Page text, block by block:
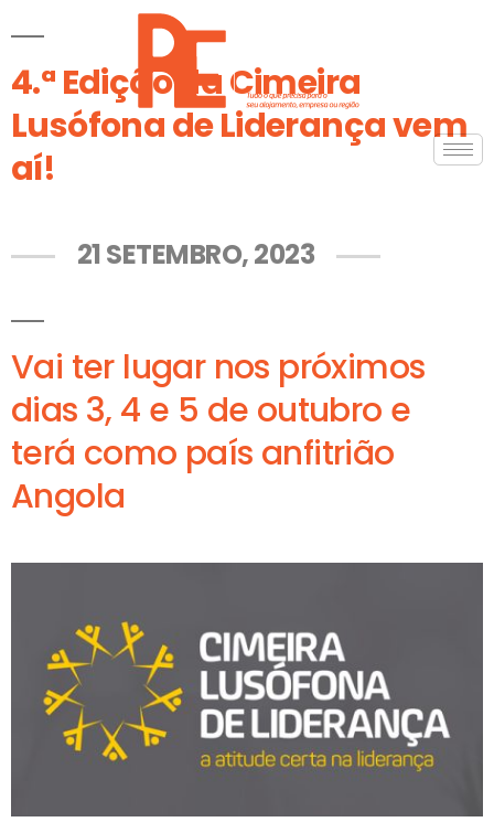
4.ª Edição da Cimeira
Lusófona de Liderança vem
aí!
21 SETEMBRO, 2023
Vai ter lugar nos próximos
dias 3, 4 e 5 de outubro e
terá como país anfitrião
Angola